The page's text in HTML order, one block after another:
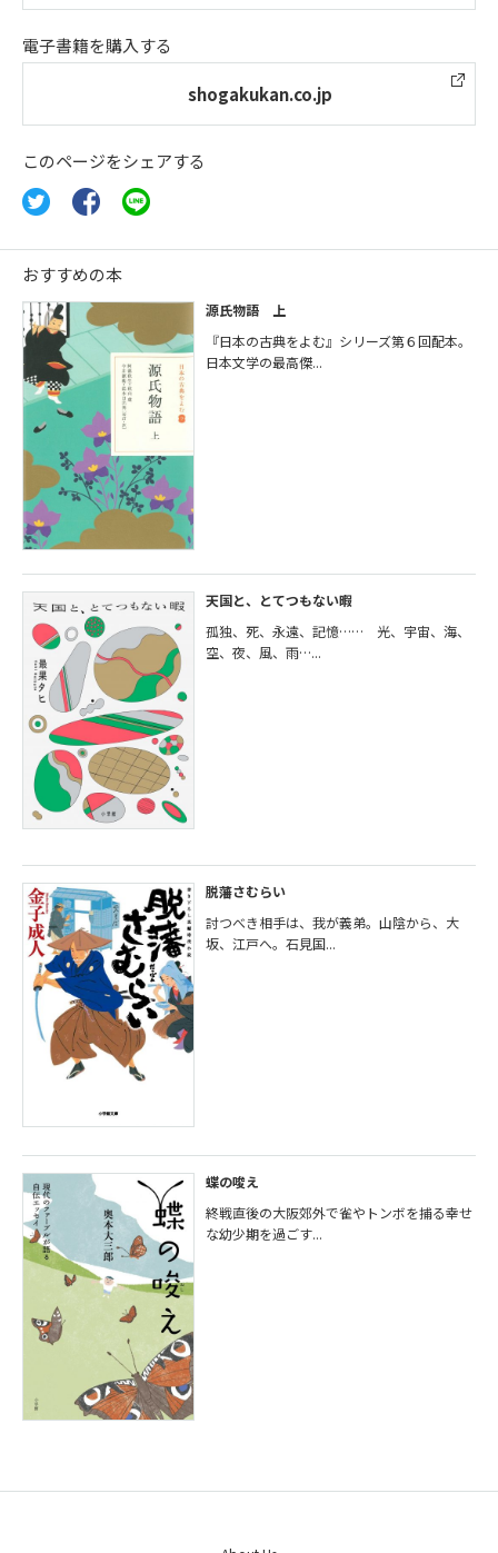
電子書籍を購入する
shogakukan.co.jp
このページをシェアする
おすすめの本
源氏物語 上
『日本の古典をよむ』シリーズ第６回配本。
日本文学の最高傑...
天国と、とてつもない暇
孤独、死、永遠、記憶…… 光、宇宙、海、
空、夜、風、雨…...
脱藩さむらい
討つべき相手は、我が義弟。山陰から、大
坂、江戸へ。石見国...
蝶の唆え
終戦直後の大阪郊外で雀やトンボを捕る幸せ
な幼少期を過ごす...